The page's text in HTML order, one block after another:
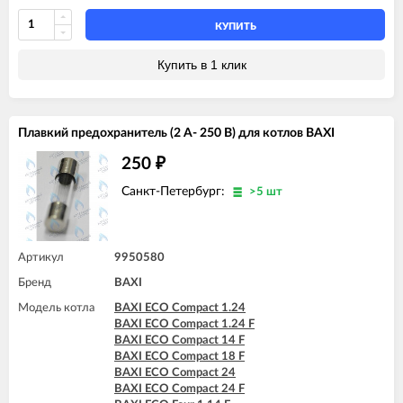
BAXI MAIN 24 i (BSB)
BAXI MAIN 24 i (BSE)
BAXI MAIN DIGIT 240Fi
BAXI MAIN DIGIT 240i
BAXI LUNA-3 240 i (CSB)
BAXI LUNA-3 240 i (CSE)
BAXI LUNA-3 280 Fi (CSE)
BAXI LUNA-3 310 Fi (CSE)
BAXI LUNA-3 COMFORT 240 i (CSZ)
BAXI LUNA-3 COMFORT 310 Fi (CSE)
BAXI LUNA-3 COMFORT 310 Fi (CSZ)
КУПИТЬ
Купить в 1 клик
Плавкий предохранитель (2 А- 250 В) для котлов BAXI
250 ₽
Санкт-Петербург: >5 шт
Артикул 9950580
Бренд BAXI
Модель котла
BAXI ECO Compact 1.24
BAXI ECO Compact 1.24 F
BAXI ECO Compact 14 F
BAXI ECO Compact 18 F
BAXI ECO Compact 24
BAXI ECO Compact 24 F